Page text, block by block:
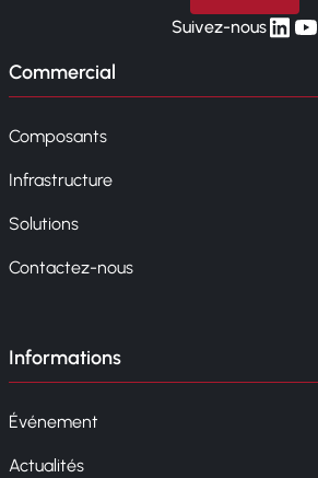
Suivez-nouslinkedin
yt
Commercial
Composants
Infrastructure
Solutions
Contactez-nous
Informations
Événement
Actualités